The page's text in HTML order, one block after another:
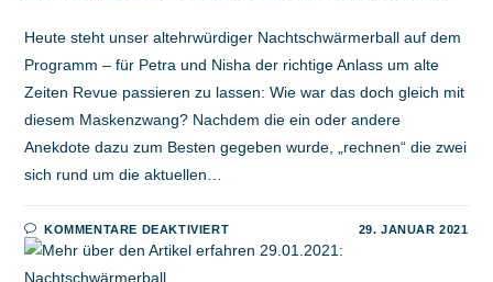
Heute steht unser altehrwürdiger Nachtschwärmerball auf dem
Programm – für Petra und Nisha der richtige Anlass um alte
Zeiten Revue passieren zu lassen: Wie war das doch gleich mit
diesem Maskenzwang? Nachdem die ein oder andere
Anekdote dazu zum Besten gegeben wurde, „rechnen“ die zwei
sich rund um die aktuellen…
KOMMENTARE DEAKTIVIERTFÜR
29.01.2021:
NACHTSCHWÄRMERBALL
29. JANUAR 2021